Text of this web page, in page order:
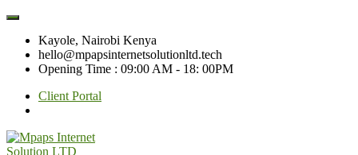
Kayole, Nairobi Kenya
hello@mpapsinternetsolutionltd.tech
Opening Time : 09:00 AM - 18: 00PM
Client Portal